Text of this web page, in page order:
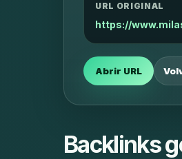
URL ORIGINAL
https://
Abrir URL
Backlinks